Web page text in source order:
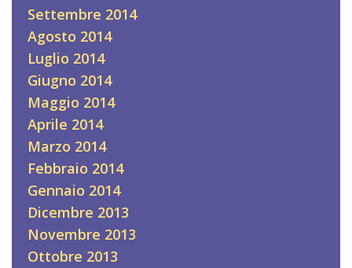
Settembre 2014
Agosto 2014
Luglio 2014
Giugno 2014
Maggio 2014
Aprile 2014
Marzo 2014
Febbraio 2014
Gennaio 2014
Dicembre 2013
Novembre 2013
Ottobre 2013